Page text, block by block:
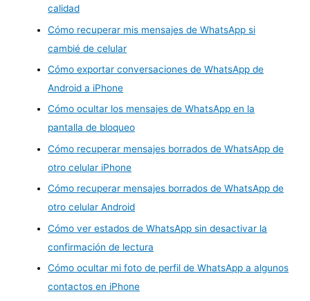
calidad
Cómo recuperar mis mensajes de WhatsApp si
cambié de celular
Cómo exportar conversaciones de WhatsApp de
Android a iPhone
Cómo ocultar los mensajes de WhatsApp en la
pantalla de bloqueo
Cómo recuperar mensajes borrados de WhatsApp de
otro celular iPhone
Cómo recuperar mensajes borrados de WhatsApp de
otro celular Android
Cómo ver estados de WhatsApp sin desactivar la
confirmación de lectura
Cómo ocultar mi foto de perfil de WhatsApp a algunos
contactos en iPhone